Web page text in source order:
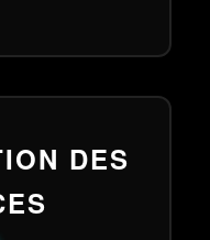
DES